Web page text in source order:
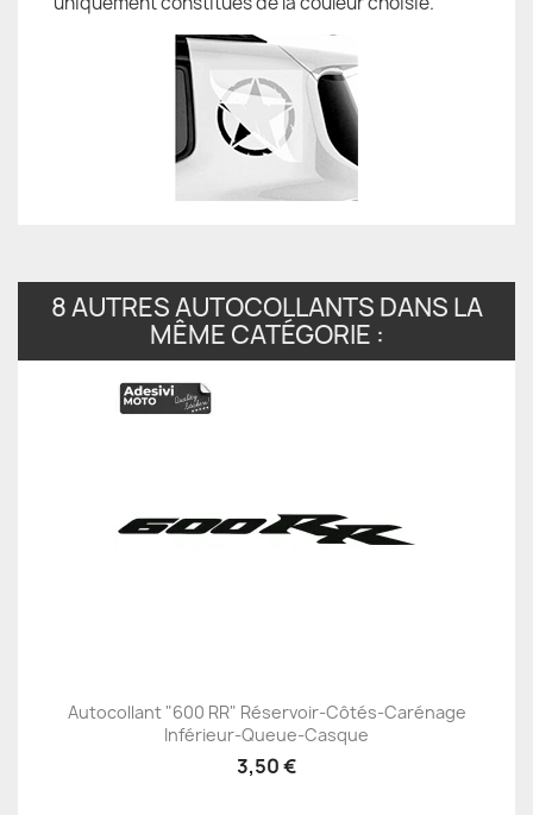
8 AUTRES AUTOCOLLANTS DANS LA
MÊME CATÉGORIE :
Autocollant "600 RR" Réservoir-Côtés-Carénage
Inférieur-Queue-Casque
3,50 €